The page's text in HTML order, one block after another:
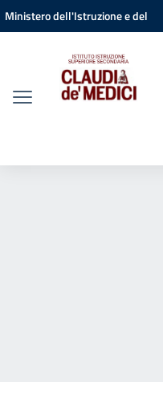
Vai ai contenuti
Vai al menu di navigazione
Vai al footer
Ministero dell'Istruzione e del